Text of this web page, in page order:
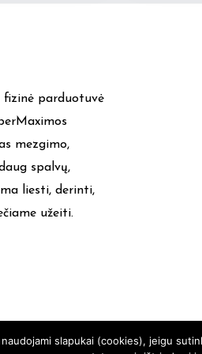
fizinė parduotuvė
mezgimo,
spalvų,
liesti, derinti,
užeiti.
slapukai (cookies), jeigu